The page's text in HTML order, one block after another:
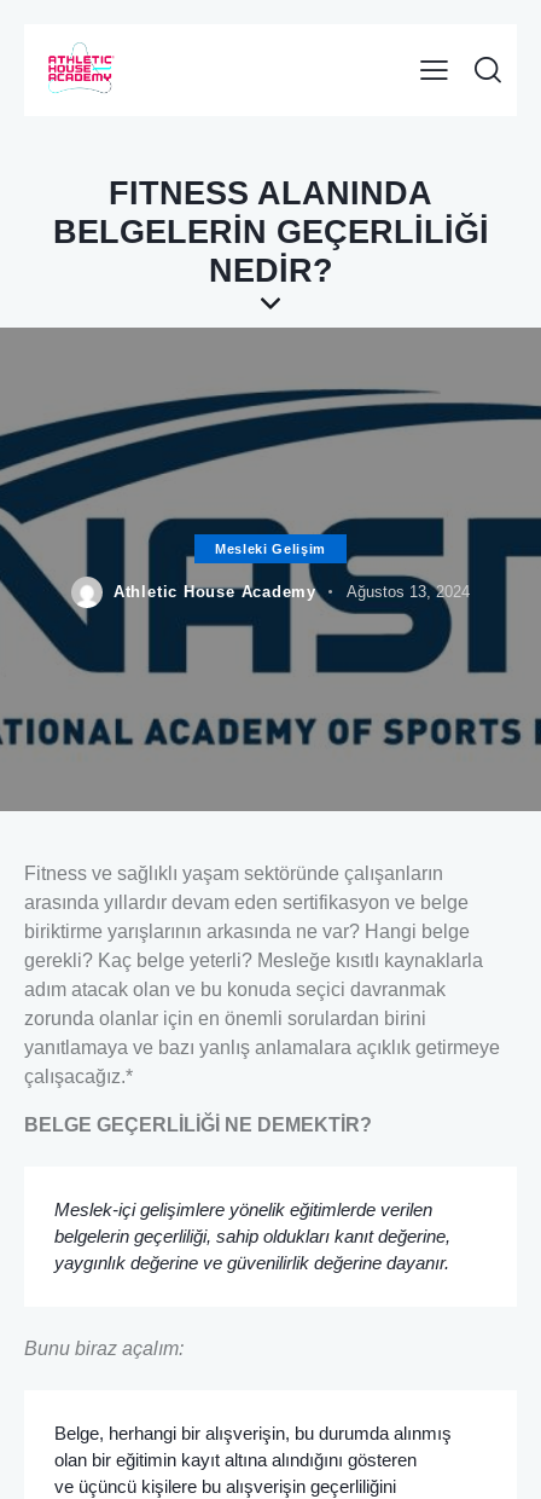
FITNESS ALANINDA
BELGELERİN GEÇERLİLİĞİ
NEDİR?
Mesleki Gelişim
Athletic House Academy Ağustos 13, 2024
Fitness ve sağlıklı yaşam sektöründe çalışanların
arasında yıllardır devam eden sertifikasyon ve belge
biriktirme yarışlarının arkasında ne var? Hangi belge
gerekli? Kaç belge yeterli? Mesleğe kısıtlı kaynaklarla
adım atacak olan ve bu konuda seçici davranmak
zorunda olanlar için en önemli sorulardan birini
yanıtlamaya ve bazı yanlış anlamalara açıklık getirmeye
çalışacağız.*
BELGE GEÇERLİLİĞİ NE DEMEKTİR?
Meslek-içi gelişimlere yönelik eğitimlerde verilen
belgelerin geçerliliği, sahip oldukları kanıt değerine,
yaygınlık değerine ve güvenilirlik değerine dayanır.
Bunu biraz açalım:
Belge, herhangi bir alışverişin, bu durumda alınmış
olan bir eğitimin kayıt altına alındığını gösteren
ve üçüncü kişilere bu alışverişin geçerliliğini